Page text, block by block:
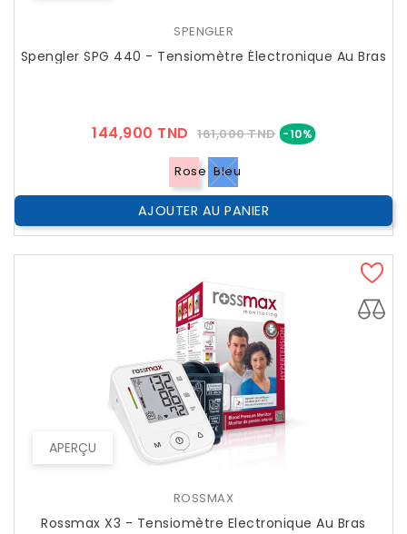
SPENGLER
Spengler SPG 440 - Tensiomètre Électronique Au Bras
144,900 TND Prix
Public
161,000 TND -10%Prix
Rose Bleu
AJOUTER AU PANIER
APERÇU
ROSSMAX
Rossmax X3 - Tensiomètre Electronique Au Bras